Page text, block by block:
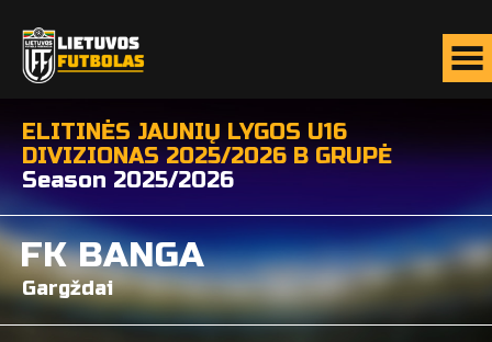
ELITINĖS JAUNIŲ LYGOS U16
DIVIZIONAS 2025/2026 B GRUPĖ
Season 2025/2026
FK BANGA
Gargždai